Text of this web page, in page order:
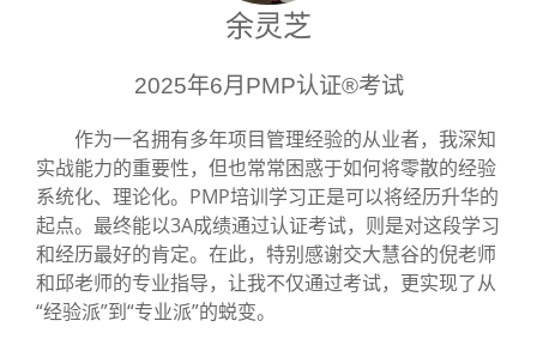
余灵芝
2025年6月PMP认证®考试
作为一名拥有多年项目管理经验的从业者，我深知
实战能力的重要性，但也常常困惑于如何将零散的经验
系统化、理论化。PMP培训学习正是可以将经历升华的
起点。最终能以3A成绩通过认证考试，则是对这段学习
和经历最好的肯定。在此，特别感谢交大慧谷的倪老师
和邱老师的专业指导，让我不仅通过考试，更实现了从
“经验派”到“专业派”的蜕变。